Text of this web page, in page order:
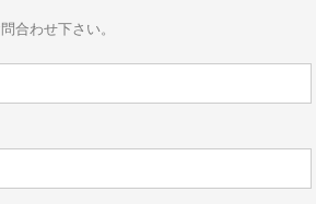
合わせ下さい。